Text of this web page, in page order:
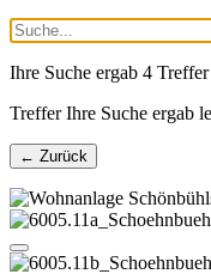
Ihre Suche ergab 4 Treffer
Treffer Ihre Suche ergab
← Zurück